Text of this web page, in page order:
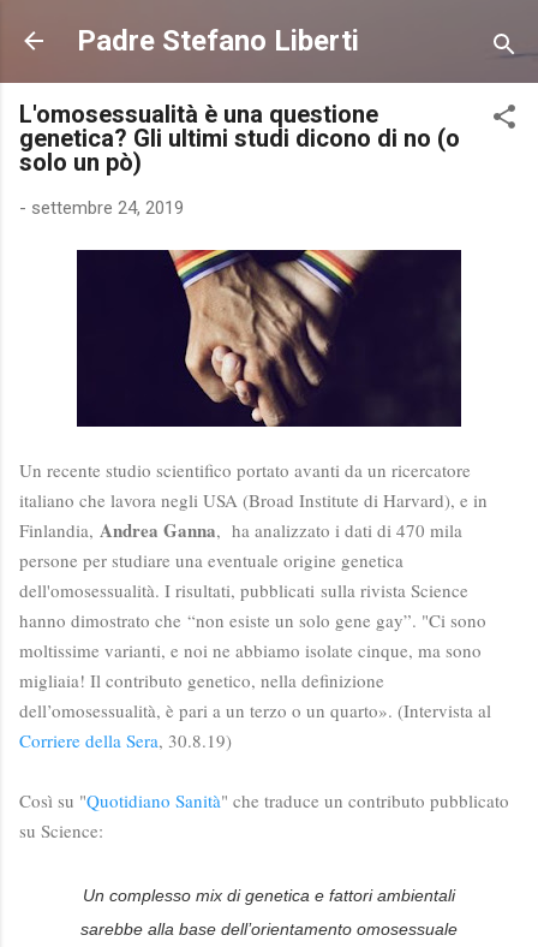
Passa ai contenuti principali
Padre Stefano Liberti
L'omosessualità è una questione
genetica? Gli ultimi studi dicono di no (o
solo un pò)
- settembre 24, 2019
Un recente studio scientifico portato avanti da un ricercatore
italiano che lavora negli USA (Broad Institute di Harvard), e in
Finlandia, Andrea Ganna, ha analizzato i dati di 470 mila
persone per studiare una eventuale origine genetica
dell'omosessualità. I risultati, pubblicati sulla rivista Science
hanno dimostrato che “non esiste un solo gene gay”. "Ci sono
moltissime varianti, e noi ne abbiamo isolate cinque, ma sono
migliaia! Il contributo genetico, nella definizione
dell’omosessualità, è pari a un terzo o un quarto». (Intervista al
Corriere della Sera, 30.8.19)
Così su "Quotidiano Sanità" che traduce un contributo pubblicato
su Science:
Un complesso mix di genetica e fattori ambientali
sarebbe alla base dell’orientamento omosessuale